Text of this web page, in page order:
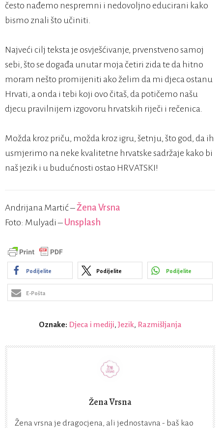
često nađemo nespremni i nedovoljno educirani kako
bismo znali što učiniti.
Najveći cilj teksta je osvješćivanje, prvenstveno samoj
sebi, što se događa unutar moja četiri zida te da hitno
moram nešto promijeniti ako želim da mi djeca ostanu
Hrvati, a onda i tebi koji ovo čitaš, da potičemo našu
djecu pravilnijem izgovoru hrvatskih riječi i rečenica.
Možda kroz priču, možda kroz igru, šetnju, što god, da ih
usmjerimo na neke kvalitetne hrvatske sadržaje kako bi
naš jezik i u budućnosti ostao HRVATSKI!
Andrijana Martić –Žena Vrsna
Foto: Mulyadi – Unsplash
Podijelite Podijelite Podijelite
E-Pošta
Oznake: Djeca i mediji, Jezik, Razmišljanja
Žena Vrsna
Žena vrsna je dragocjena, ali jednostavna - baš kao